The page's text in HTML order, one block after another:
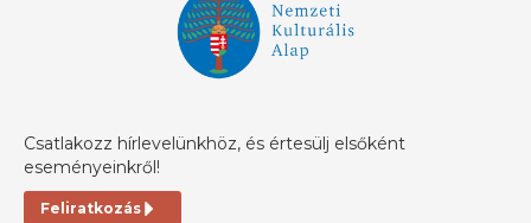
Csatlakozz hírlevelünkhöz, és értesülj elsőként
eseményeinkről!
Feliratkozás